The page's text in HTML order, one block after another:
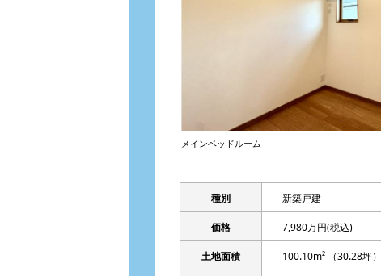
メインベッドルーム
種別 新築戸建
価格 7,980万円(税込)
土地面積 100.10m² （30.28坪）